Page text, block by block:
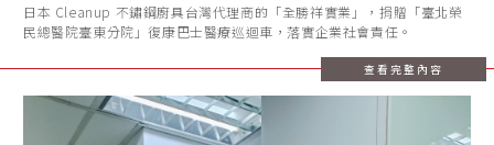
日本 Cleanup 不鏽鋼廚具台灣代理商的「全勝祥實業」，捐贈「臺北榮
民總醫院臺東分院」復康巴士醫療巡迴車，落實企業社會責任。
查看完整內容